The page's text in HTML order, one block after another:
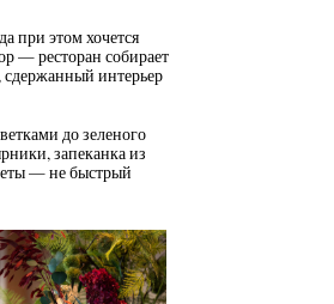
при этом хочется
— ресторан собирает
сдержанный интерьер
до зеленого
запеканка из
— не быстрый